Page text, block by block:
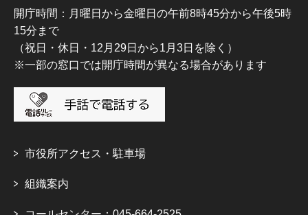
開庁時間：月曜日から金曜日の午前8時45分から午後5時
15分まで
（祝日・休日・12月29日から1月3日を除く）
※一部の窓口では開庁時間が異なる場合があります
市役所アクセス・駐車場
組織案内